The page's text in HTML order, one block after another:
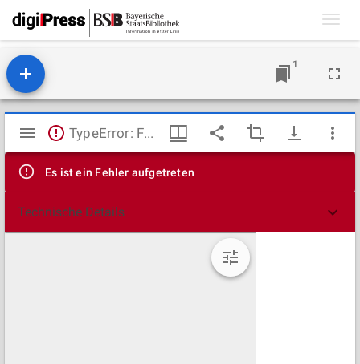
1
Mirador
Viewer
TypeError: Failed to fetch
Es ist ein Fehler aufgetreten
Technische Details